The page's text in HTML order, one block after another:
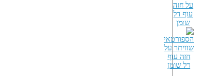
על חזה
עוף דל
שומן